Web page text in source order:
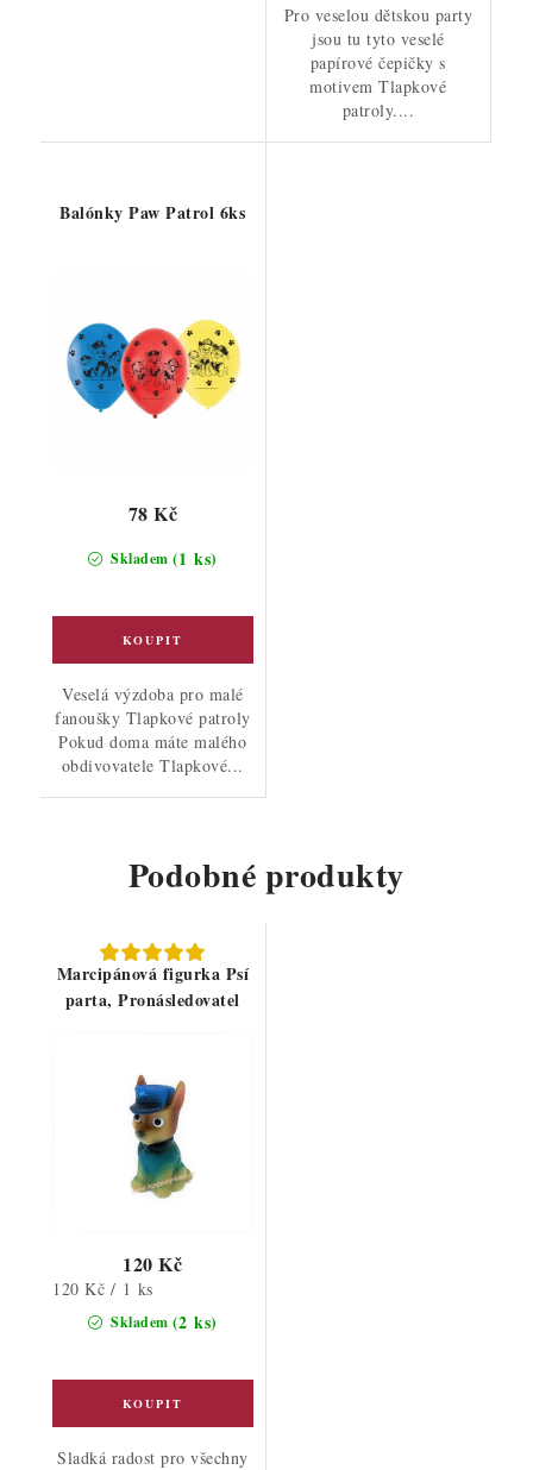
Pro veselou dětskou party
jsou tu tyto veselé
papírové čepičky s
motivem Tlapkové
patroly....
Balónky Paw Patrol 6ks
Skladem (1 ks)
78 Kč
Veselá výzdoba pro malé
fanoušky Tlapkové patroly
Pokud doma máte malého
obdivovatele Tlapkové...
Podobné produkty
Marcipánová figurka Psí
parta, Pronásledovatel
Skladem (2 ks)
120 Kč
Měrná
120 Kč / 1 ks
Sladká radost pro všechny